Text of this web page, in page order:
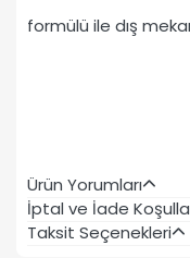
formülü ile dış
Ürün Yorumları
İptal ve İade
Taksit Seçenekleri